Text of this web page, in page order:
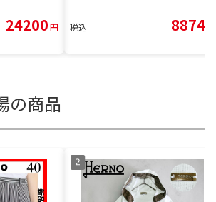
24200円 税込 8874
の商品